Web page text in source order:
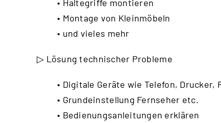
• Haltegriffe montieren
• Montage von Kleinmöbeln
• und vieles mehr
▷ Lösung technischer Probleme
• Digitale Geräte wie Telefon,
• Grundeinstellung Fernseher etc.
• Bedienungsanleitungen erklären